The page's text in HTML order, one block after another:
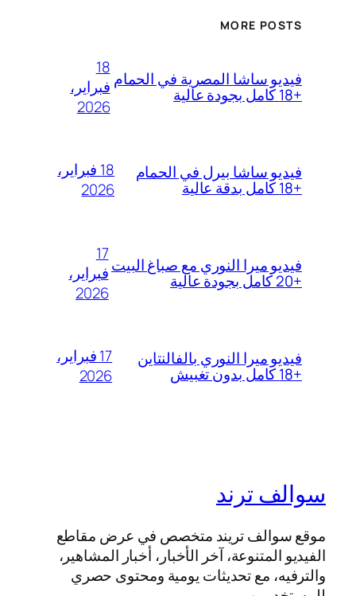
MORE POSTS
فيديو ساشا المصرية في الحمام
+18 كامل بجودة عالية
18
فبراير،
2026
فيديو ساشا بيرل في الحمام
+18 كامل بدقة عالية
18 فبراير،
2026
فيديو ميرا النوري مع صباغ البيت
+20 كامل بجودة عالية
17
فبراير،
2026
فيديو ميرا النوري بالفالنتاين
+18 كامل بدون تغبيش
17 فبراير،
2026
سوالف ترند
موقع سوالف تريند متخصص في عرض مقاطع
الفيديو المتنوعة، آخر الأخبار، أخبار المشاهير،
والترفيه، مع تحديثات يومية ومحتوى حصري